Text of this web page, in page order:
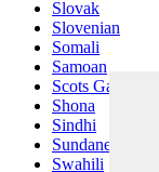
Slovak
Slovenian
Somali
Samoan
Scots Gaelic
Shona
Sindhi
Sundanese
Swahili